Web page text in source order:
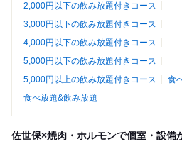
2,000円以下の飲み放題付きコース
3,000円以下の飲み放題付きコース
4,000円以下の飲み放題付きコース
5,000円以下の飲み放題付きコース
5,000円以上の飲み放題付きコース
食
食べ放題&飲み放題
佐世保×焼肉・ホルモンで個室・設備